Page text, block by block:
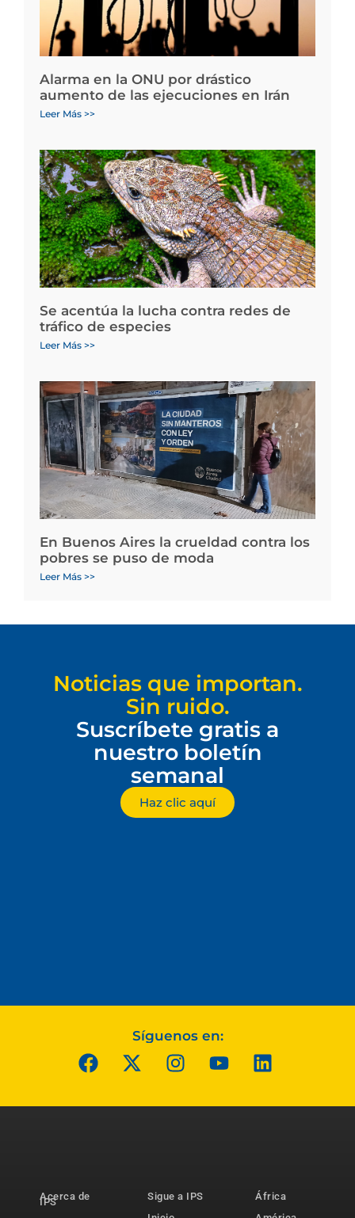
Alarma en la ONU por drástico
aumento de las ejecuciones en Irán
Leer Más >>
Se acentúa la lucha contra redes de
tráfico de especies
Leer Más >>
En Buenos Aires la crueldad contra los
pobres se puso de moda
Leer Más >>
Noticias que importan.
Sin ruido.
Suscríbete gratis a
nuestro boletín
semanal
Haz clic aquí
Síguenos en:
Acerca de
IPS
Sigue a IPS
África